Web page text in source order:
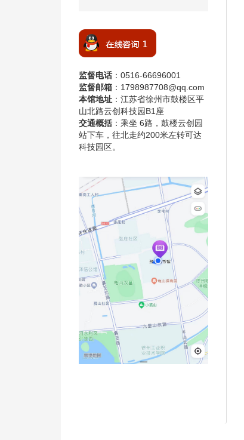
监督电话 ：0516-66696001
监督邮箱 ：1798987708@qq.com
本馆地址 ：江苏省徐州市鼓楼区平
山北路云创科技园B1座
交通概括 ：乘坐 6路，鼓楼云创园
站下车，往北走约200米左转可达
科技园区。